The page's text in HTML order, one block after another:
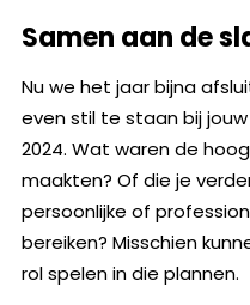
Samen aan de
Nu we het jaar bijna
even stil te staan bij
2024. Wat waren de
maakten? Of die je
persoonlijke of
bereiken? Misschien
rol spelen in die plannen.